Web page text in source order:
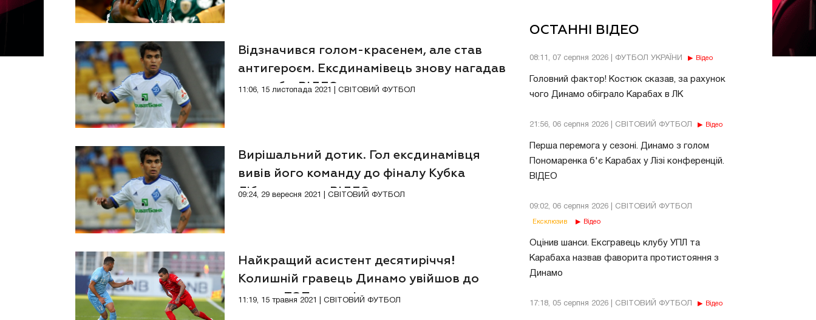
ОСТАННІ ВІДЕО
08:11, 07 серпня 2026 | ФУТБОЛ УКРАЇНИ Відео
Головний фактор! Костюк сказав, за рахунок
чого Динамо обіграло Карабах в ЛК
21:56, 06 серпня 2026 | СВІТОВИЙ ФУТБОЛ Відео
Перша перемога у сезоні. Динамо з голом
Пономаренка б'є Карабах у Лізі конференцій.
ВІДЕО
09:02, 06 серпня 2026 | СВІТОВИЙ ФУТБОЛ
Ексклюзив Відео
Оцінив шанси. Ексгравець клубу УПЛ та
Карабаха назвав фаворита протистояння з
Динамо
17:18, 05 серпня 2026 | СВІТОВИЙ ФУТБОЛ Відео
Відзначився голом-красенем, але став
антигероєм. Ексдинамівець знову нагадав
про себе. ВІДЕО
Відео
11:06, 15 листопада 2021 | СВІТОВИЙ ФУТБОЛ
Вирішальний дотик. Гол ексдинамівця
вивів його команду до фіналу Кубка
Лібертадорес. ВІДЕО
09:24, 29 вересня 2021 | СВІТОВИЙ ФУТБОЛ
Найкращий асистент десятиріччя!
Колишній гравець Динамо увійшов до
списку ТОП-гравців
11:19, 15 травня 2021 | СВІТОВИЙ ФУТБОЛ